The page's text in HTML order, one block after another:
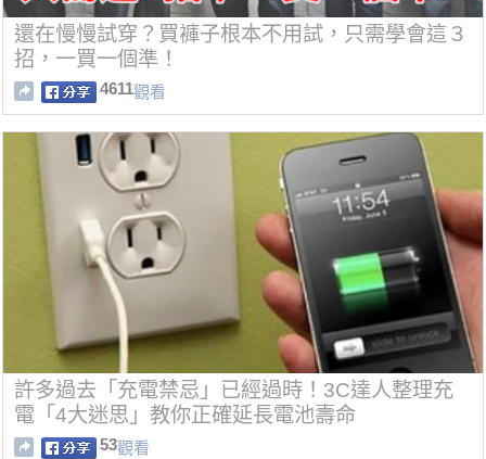
還在慢慢試穿？買褲子根本不用試，只需學會這３
招，一買一個準！
4611觀看
許多過去「充電禁忌」已經過時！3C達人整理充
電「4大迷思」教你正確延長電池壽命
53觀看